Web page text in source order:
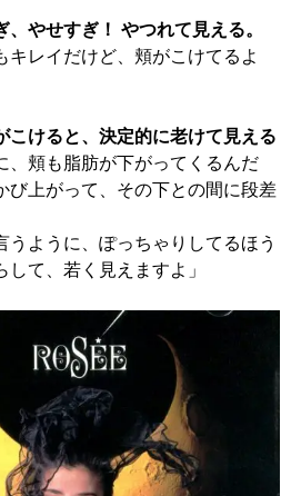
、やせすぎ！ やつれて見える。
キレイだけど、頬がこけてるよ
こけると、決定的に老けて見える
、頬も脂肪が下がってくるんだ
び上がって、その下との間に段差
ように、ぽっちゃりしてるほう
して、若く見えますよ」